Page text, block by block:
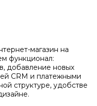
магазин на
функционал:
добавление новых
CRM и платежными
структуре, удобстве